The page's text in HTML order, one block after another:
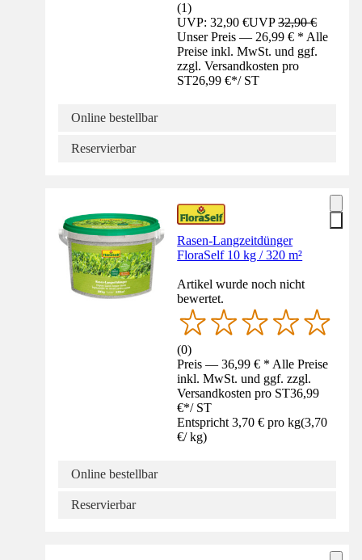
(1)
UVP: 32,90 €UVP32,90 €
Unser Preis — 26,99 € * Alle
Preise inkl. MwSt. und ggf.
zzgl. Versandkosten pro
ST26,99 €*/ ST
Online bestellbar
Reservierbar
Rasen-Langzeitdünger
FloraSelf 10 kg / 320 m²
Artikel wurde noch nicht
bewertet.
(0)
Preis — 36,99 € * Alle Preise
inkl. MwSt. und ggf. zzgl.
Versandkosten pro ST36,99
€*/ ST
Entspricht 3,70 € pro kg(3,70
€/ kg)
Online bestellbar
Reservierbar